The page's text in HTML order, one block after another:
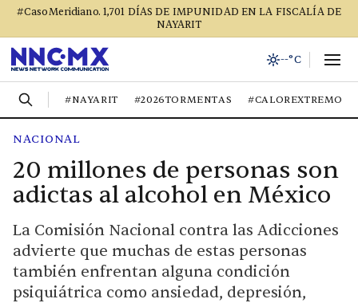
#CasoMeridiano. 1,701 DÍAS DE IMPUNIDAD EN LA FISCALÍA DE
NAYARIT
--°C
#NAYARIT #2026TORMENTAS #CALOREXTREMO
NACIONAL
20 millones de personas son
adictas al alcohol en México
La Comisión Nacional contra las Adicciones
advierte que muchas de estas personas
también enfrentan alguna condición
psiquiátrica como ansiedad, depresión,